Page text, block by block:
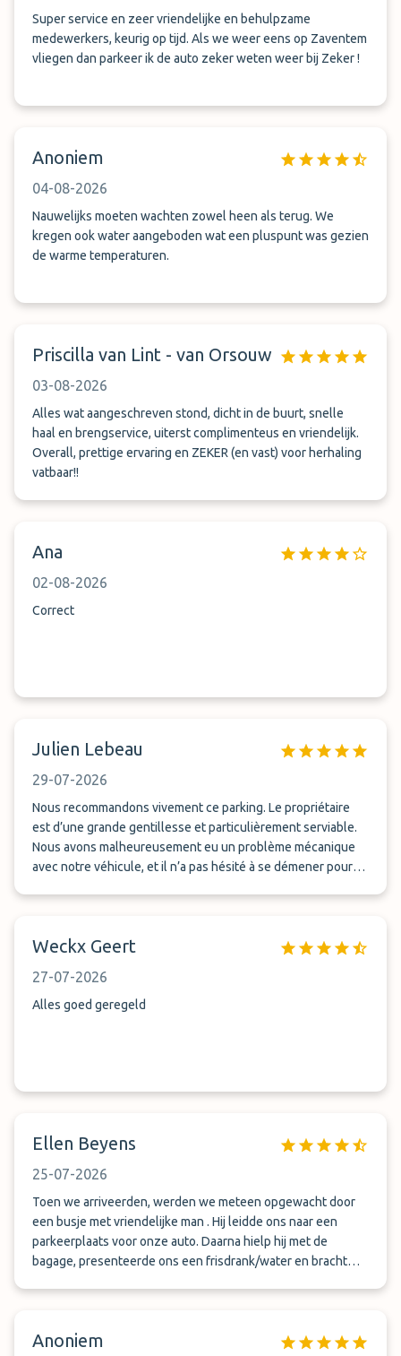
Super service en zeer vriendelijke en behulpzame
medewerkers, keurig op tijd. Als we weer eens op Zaventem
vliegen dan parkeer ik de auto zeker weten weer bij Zeker !
Anoniem
04-08-2026
Nauwelijks moeten wachten zowel heen als terug. We
kregen ook water aangeboden wat een pluspunt was gezien
de warme temperaturen.
Priscilla van Lint - van Orsouw
03-08-2026
Alles wat aangeschreven stond, dicht in de buurt, snelle
haal en brengservice, uiterst complimenteus en vriendelijk.
Overall, prettige ervaring en ZEKER (en vast) voor herhaling
vatbaar!!
Ana
02-08-2026
Correct
Julien Lebeau
29-07-2026
Nous recommandons vivement ce parking. Le propriétaire
est d’une grande gentillesse et particulièrement serviable.
Nous avons malheureusement eu un problème mécanique
avec notre véhicule, et il n’a pas hésité à se démener pour
implication et sa bienveillance. C’est très rassurant de
reviendrons sans hésiter !
Weckx Geert
27-07-2026
Alles goed geregeld
Ellen Beyens
25-07-2026
Toen we arriveerden, werden we meteen opgewacht door
een busje met vriendelijke man . Hij leidde ons naar een
parkeerplaats voor onze auto. Daarna hielp hij met de
bagage, presenteerde ons een frisdrank/water en bracht
opgehaald door dezelfde vriendelijke man. Hij bracht ons
Anoniem